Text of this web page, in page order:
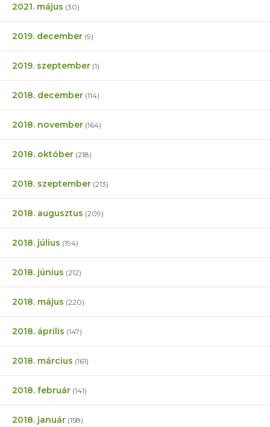
2021. május (30)
2019. december (9)
2019. szeptember (1)
2018. december (114)
2018. november (164)
2018. október (218)
2018. szeptember (213)
2018. augusztus (209)
2018. július (194)
2018. június (212)
2018. május (220)
2018. április (147)
2018. március (161)
2018. február (141)
2018. január (158)